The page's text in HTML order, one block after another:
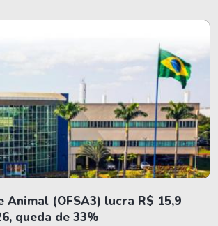
Animal (OFSA3) lucra R$ 15,9
queda de 33%